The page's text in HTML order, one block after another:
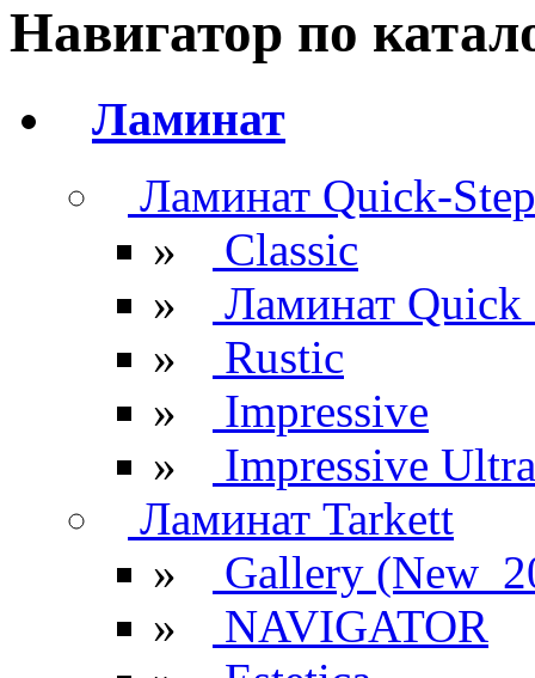
Навигатор по
Ламинат
Ламинат Quick-Step
»
Classic
»
Ламинат Quick
»
Rustic
»
Impressive
»
Impressive Ultra
Ламинат Tarkett
»
Gallery
»
NAVIGATOR